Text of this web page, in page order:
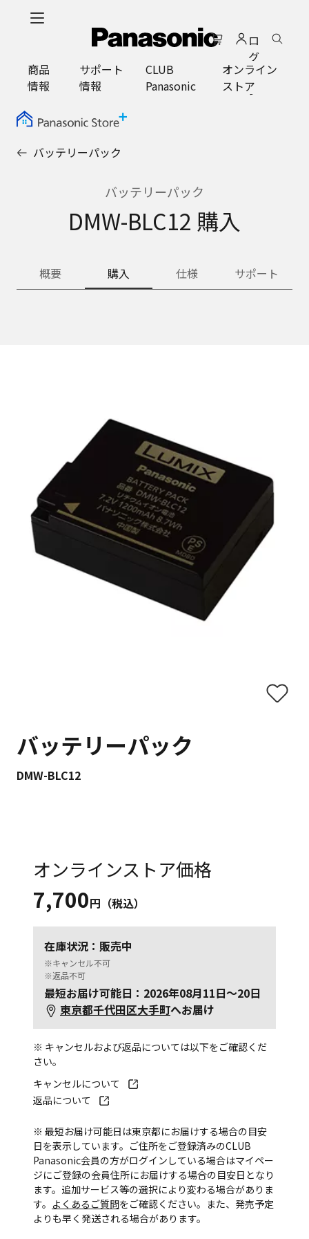
ロ
グ
イ
ン
商品
情報
サポート
情報
CLUB
Panasonic
オンライン
ストア
バッテリーパック
バッテリーパック
DMW-BLC12 購入
概要 購入 仕様 サポート
バッテリーパック
DMW-BLC12
オンラインストア価格
7,700円（税込）
在庫状況：販売中
※キャンセル不可
※返品不可
最短お届け可能日：2026年08月11日～20日
東京都千代田区大手町へお届け
※ キャンセルおよび返品については以下をご確認くだ
さい。
キャンセルについて
返品について
※ 最短お届け可能日は東京都にお届けする場合の目安
日を表示しています。ご住所をご登録済みのCLUB
Panasonic会員の方がログインしている場合はマイペー
ジにご登録の会員住所にお届けする場合の目安日となり
ます。追加サービス等の選択により変わる場合がありま
す。 よくあるご質問をご確認ください。また、発売予定
よりも早く発送される場合があります。